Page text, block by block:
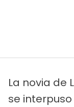
La novia de
se